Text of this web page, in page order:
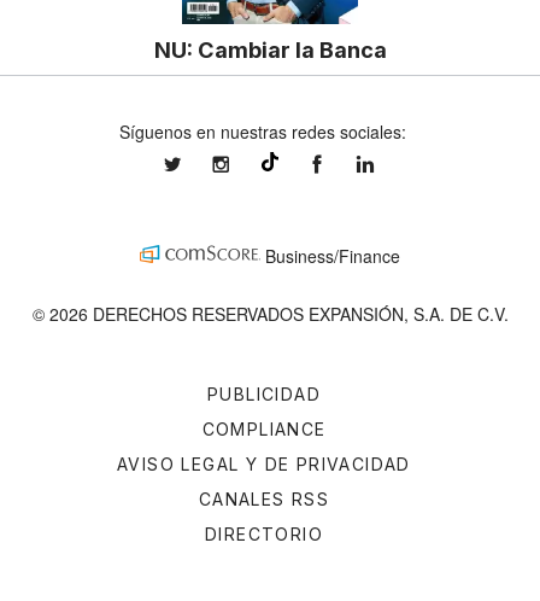
NU: Cambiar la Banca
PUBLICIDAD
COMPLIANCE
AVISO LEGAL Y DE PRIVACIDAD
CANALES RSS
DIRECTORIO
Síguenos en nuestras redes sociales:
expansionmxexpansionmx ExpansionMex
Business/Finance
© 2026 DERECHOS RESERVADOS EXPANSIÓN, S.A. DE C.V.